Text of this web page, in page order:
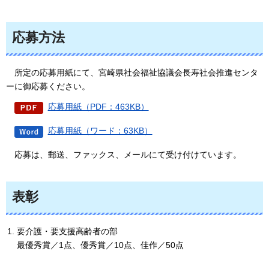
応募方法
所定の応募用紙にて、宮崎県社会福祉協議会長寿社会推進センタ
ーに御応募ください。
応募用紙（PDF：463KB）
応募用紙（ワード：63KB）
応募は、郵送、ファックス、メールにて受け付けています。
表彰
要介護・要支援高齢者の部
最優秀賞／1点、優秀賞／10点、佳作／50点